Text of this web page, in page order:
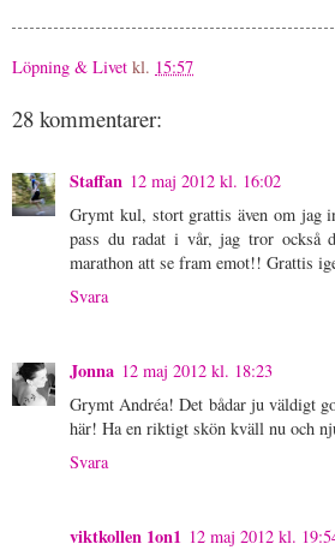
Löpning & Livet kl. 15:57
28 kommentarer:
Staffan 12 maj 2012 kl. 16:02
Grymt kul, stort grattis även om jag
pass du radat i vår, jag tror också
marathon att se fram emot!! Grattis
Svara
Jonna 12 maj 2012 kl. 18:23
Grymt Andréa! Det bådar ju väldigt
här! Ha en riktigt skön kväll nu och
Svara
viktkollen 1on1 12 maj 2012 kl.